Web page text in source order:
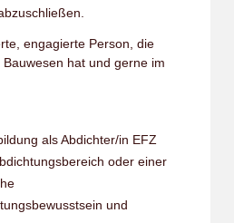
engagierte Person, die
hat und gerne im
als Abdichter/in EFZ
oder einer
und